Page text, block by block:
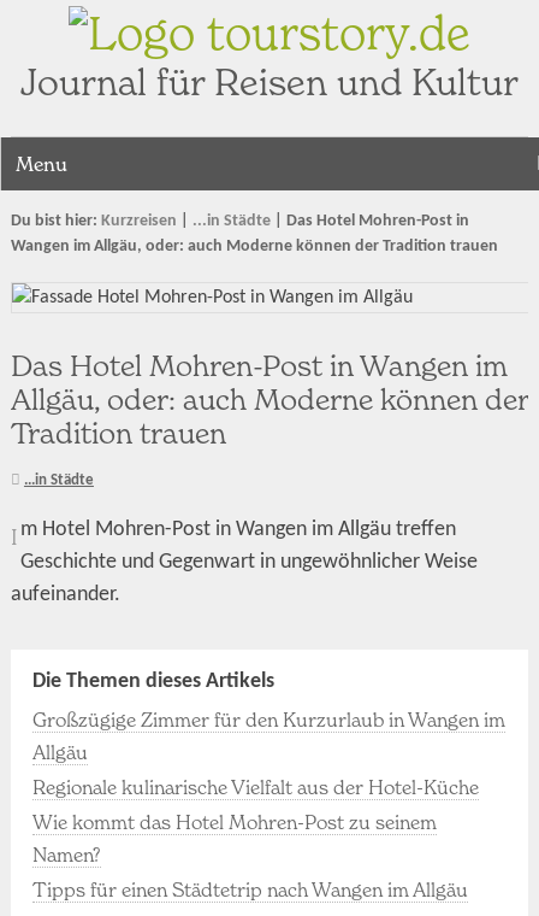
tourstory.de
Journal für Reisen und Kultur
Menu
Du bist hier: Kurzreisen ...in Städte| Das Hotel Mohren-Post in
Wangen im Allgäu, oder: auch Moderne können der Tradition trauen
Das Hotel Mohren-Post in Wangen im
Allgäu, oder: auch Moderne können der
Tradition trauen
...in Städte
I m Hotel Mohren-Post in Wangen im Allgäu treffen
Geschichte und Gegenwart in ungewöhnlicher Weise
aufeinander.
Die Themen dieses Artikels
Großzügige Zimmer für den Kurzurlaub in Wangen im
Allgäu
Regionale kulinarische Vielfalt aus der Hotel-Küche
Wie kommt das Hotel Mohren-Post zu seinem
Namen?
Tipps für einen Städtetrip nach Wangen im Allgäu